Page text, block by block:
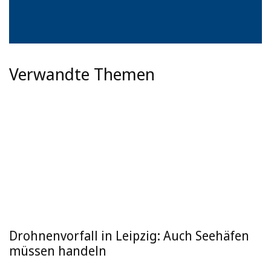
Verwandte Themen
Drohnenvorfall in Leipzig: Auch Seehäfen
müssen handeln